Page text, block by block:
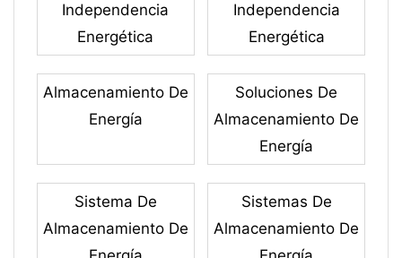
Independencia
Energética
Independencia
Energética
Almacenamiento De
Energía
Soluciones De
Almacenamiento De
Energía
Sistema De
Almacenamiento De
Sistemas De
Almacenamiento De